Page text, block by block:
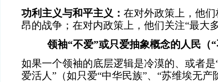
功利主义与和平主义： 在对外政策上，他
昂的战争；在对内政策上，他们关注“最大
领袖“不爱”或只爱抽象概念的人民（
如果一个领袖的底层逻辑是冷漠的、或者
爱活人”（如只爱“中华民族”、“苏维埃无产